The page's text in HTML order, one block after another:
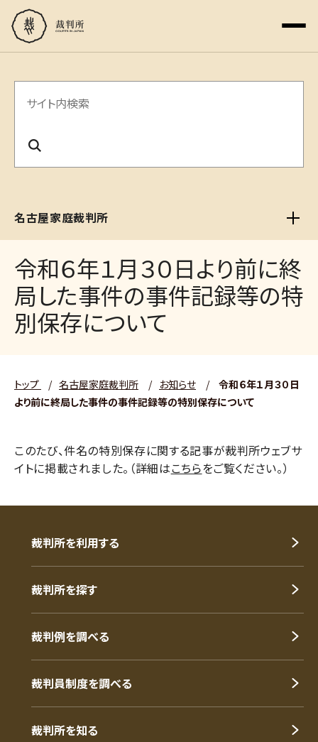
サ
内
索
名古屋家庭裁判所
令和６年１月３０日より前に終
局した事件の事件記録等の特
別保存について
トップ / 名古屋家庭裁判所 / お知らせ /
令和６年１月３０日
より前に終局した事件の事件記録等の特別保存について
このたび、件名の特別保存に関する記事が裁判所ウェブサ
イトに掲載されました。（詳細はこちらをご覧ください。）
裁判所を利用する
裁判所を探す
裁判例を調べる
裁判員制度を調べる
裁判所を知る